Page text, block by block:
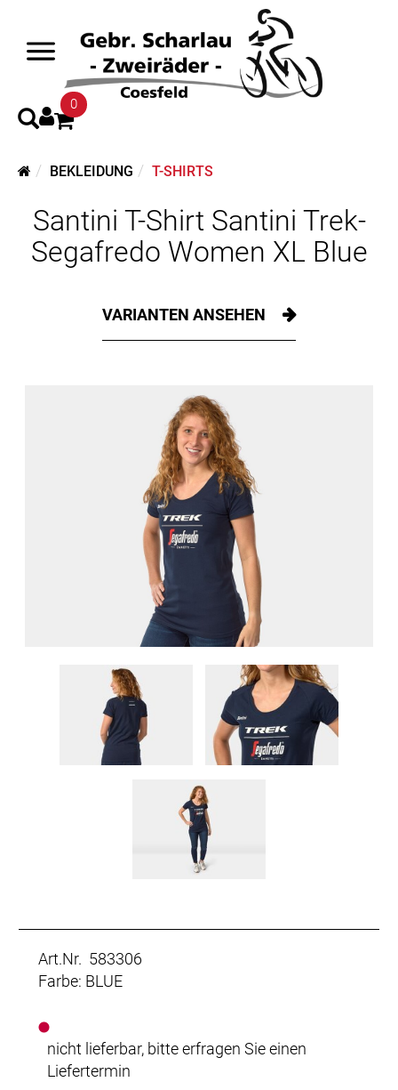
0
BEKLEIDUNG T-SHIRTS
Santini T-Shirt Santini Trek-
Segafredo Women XL Blue
VARIANTEN ANSEHEN
Art.Nr. 583306
Farbe: BLUE
nicht lieferbar, bitte erfragen Sie einen
Liefertermin